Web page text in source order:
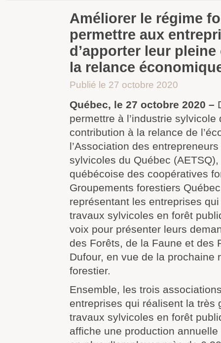
Améliorer le régime
permettre aux
d’apporter leur
la relance
Publié le 27 octobre 2020
Québec, le 27 octobre 2020 –
permettre à l’industrie sylvicole
contribution à la relance de
l’Association des
sylvicoles du Québec
québécoise des coopératives
Groupements forestiers
représentant les entreprises
travaux sylvicoles en forêt
voix pour présenter leurs
des Forêts, de la Faune et des
Dufour, en vue de la prochaine
forestier.
Ensemble, les trois
entreprises qui réalisent la très
travaux sylvicoles en forêt
affiche une production